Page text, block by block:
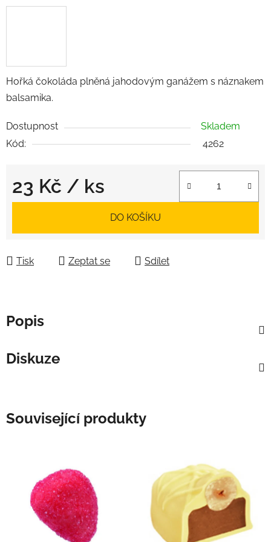
Hořká čokoláda plněná jahodovým ganážem s náznakem
balsamika.
Dostupnost
Skladem
Kód:
4262
23 Kč / ks
Měrná cena:
DO KOŠÍKU
Tisk Zeptat se Sdílet
Popis
Diskuze
Související produkty